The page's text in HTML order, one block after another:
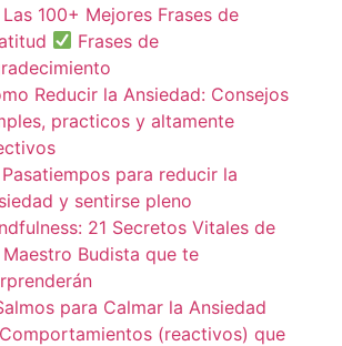
Las 100+ Mejores Frases de
Frases de
Reducir la Ansiedad: Consejos
practicos y altamente
Pasatiempos para reducir la
y sentirse pleno
21 Secretos Vitales de
Maestro Budista que te
para Calmar la Ansiedad
Comportamientos (reactivos) que